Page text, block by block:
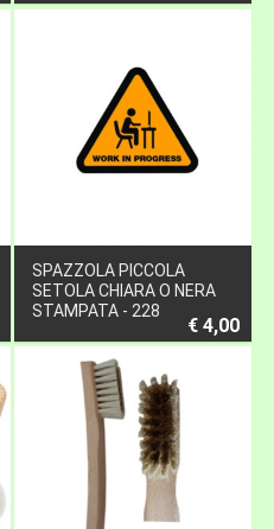
SPAZZOLA PICCOLA
SETOLA CHIARA O NERA
STAMPATA - 228
€ 4,00